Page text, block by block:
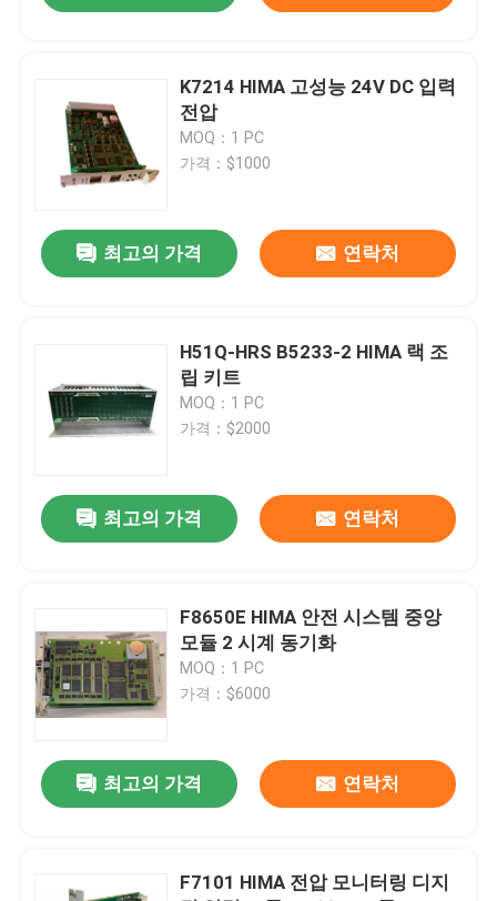
저희와 연락
뉴스
인용 을 요청 하십시오
굽게 네바다 부속
ICS 세겹 PLC
Triconex DCS
woodward 단위
Emerson Epro
K7214 HIMA 고성능 24V DC 입력
전압
MOQ：1 PC
가격：$1000
최고의 가격 연락처
H51Q-HRS B5233-2 HIMA 랙 조
립 키트
MOQ：1 PC
가격：$2000
최고의 가격 연락처
F8650E HIMA 안전 시스템 중앙
모듈 2 시계 동기화
MOQ：1 PC
가격：$6000
최고의 가격 연락처
F7101 HIMA 전압 모니터링 디지